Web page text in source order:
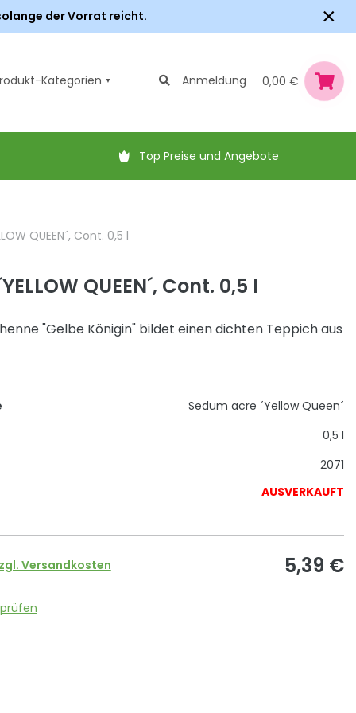
der Vorrat reicht. ×
Kategorien Anmeldung 0,00 €
Top Preise und Angebote
QUEEN´, Cont. 0,5 l
QUEEN´, Cont. 0,5 l
"Gelbe Königin" bildet einen dichten Teppich aus
Sedum acre ´Yellow Queen´
0,5 l
2071
AUSVERKAUFT
Versandkosten 5,39 €